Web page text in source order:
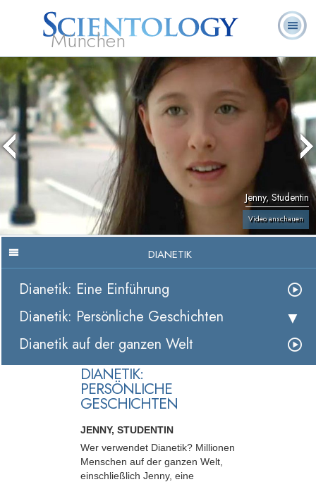
München
L. Ron
Hubbard
Was ist
Scientology?
Ehrenamtliche
Geistliche
Häufig gestellte
Fragen
Bücher
Jenny, Studentin
Video anschauen
DIANETIK
Dianetik: Eine Einführung
Dianetik: Persönliche Geschichten
Dianetik auf der ganzen Welt
DIANETIK:
PERSÖNLICHE
GESCHICHTEN
JENNY, STUDENTIN
Wer verwendet Dianetik? Millionen
Menschen auf der ganzen Welt,
einschließlich Jenny, eine